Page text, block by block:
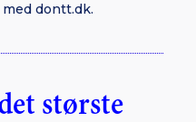
dontt.dk.
største